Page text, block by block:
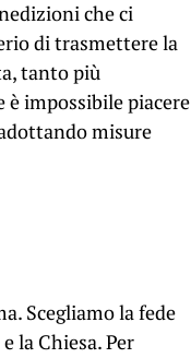
che ci
di trasmettere la
tanto più
è impossibile piacere
misure
Scegliamo la fede
la Chiesa. Per